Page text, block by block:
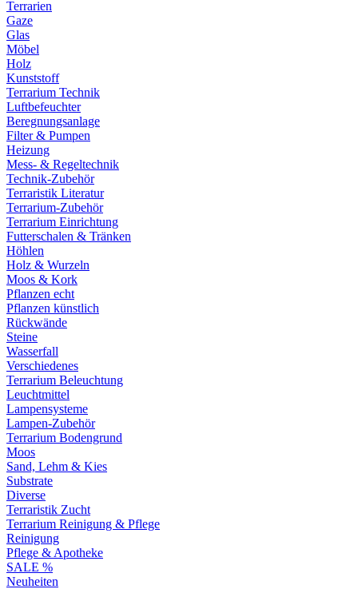
Terrarien
Gaze
Glas
Möbel
Holz
Kunststoff
Terrarium Technik
Luftbefeuchter
Beregnungsanlage
Filter & Pumpen
Heizung
Mess- & Regeltechnik
Technik-Zubehör
Terraristik Literatur
Terrarium-Zubehör
Terrarium Einrichtung
Futterschalen & Tränken
Höhlen
Holz & Wurzeln
Moos & Kork
Pflanzen echt
Pflanzen künstlich
Rückwände
Steine
Wasserfall
Verschiedenes
Terrarium Beleuchtung
Leuchtmittel
Lampensysteme
Lampen-Zubehör
Terrarium Bodengrund
Moos
Sand, Lehm & Kies
Substrate
Diverse
Terraristik Zucht
Terrarium Reinigung & Pflege
Reinigung
Pflege & Apotheke
SALE %
Neuheiten